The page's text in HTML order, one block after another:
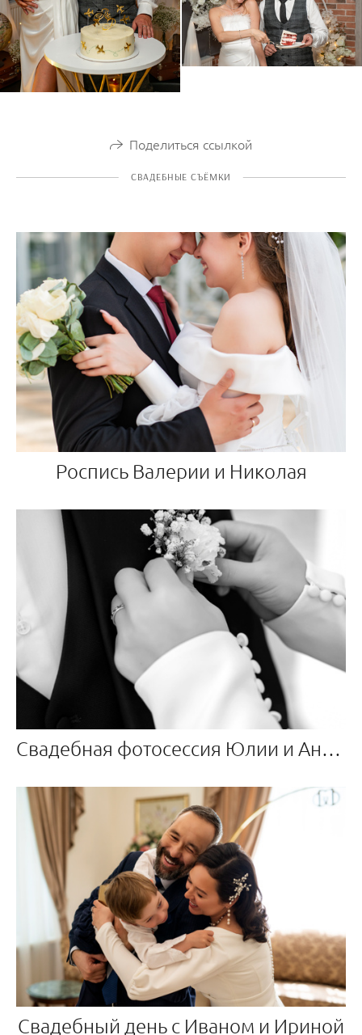
Поделиться ссылкой
СВАДЕБНЫЕ СЪЁМКИ
Роспись Валерии и Николая
Свадебная фотосессия Юлии и Андрея на ВДНХ
Свадебный день с Иваном и Ириной